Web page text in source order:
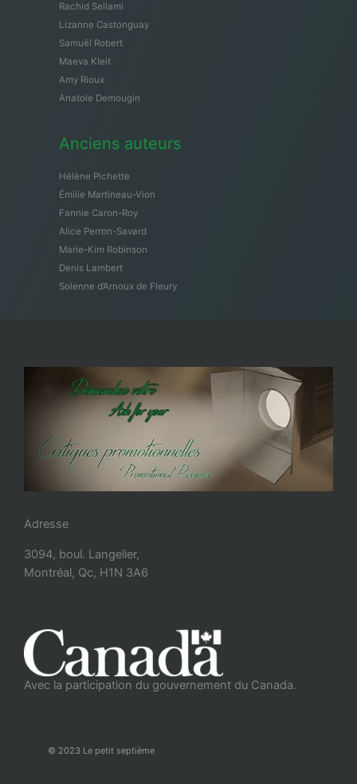
Rachid Sellami
Lizanne Castonguay
Samuël Robert
Maeva Kleit
Amy Rioux
Anatole Demougin
Anciens auteurs
Hélène Pichette
Émilie Martineau-Vion
Fannie Caron-Roy
Alice Perron-Savard
Marie-Kim Robinson
Denis Lambert
Solenne d’Arnoux de Fleury
Adresse
3094, boul. Langelier,
Montréal, Qc, H1N 3A6
Avec la participation du gouvernement du Canada.
© 2023 Le petit septième